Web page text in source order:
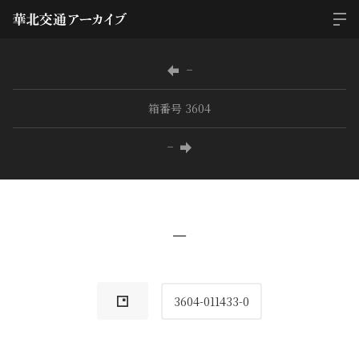
−
箱番号 3604
−
−
3604-011433-0